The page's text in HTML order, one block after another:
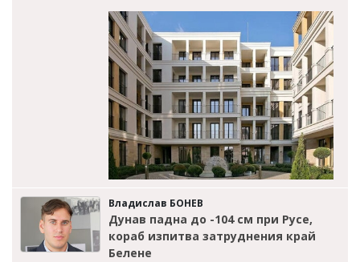
Владислав БОНЕВ
Дунав падна до -104 см при Русе,
кораб изпитва затруднения край
Белене